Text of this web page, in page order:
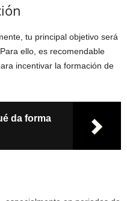
tu principal objetivo será
ello, es recomendable
incentivar la formación de
da forma